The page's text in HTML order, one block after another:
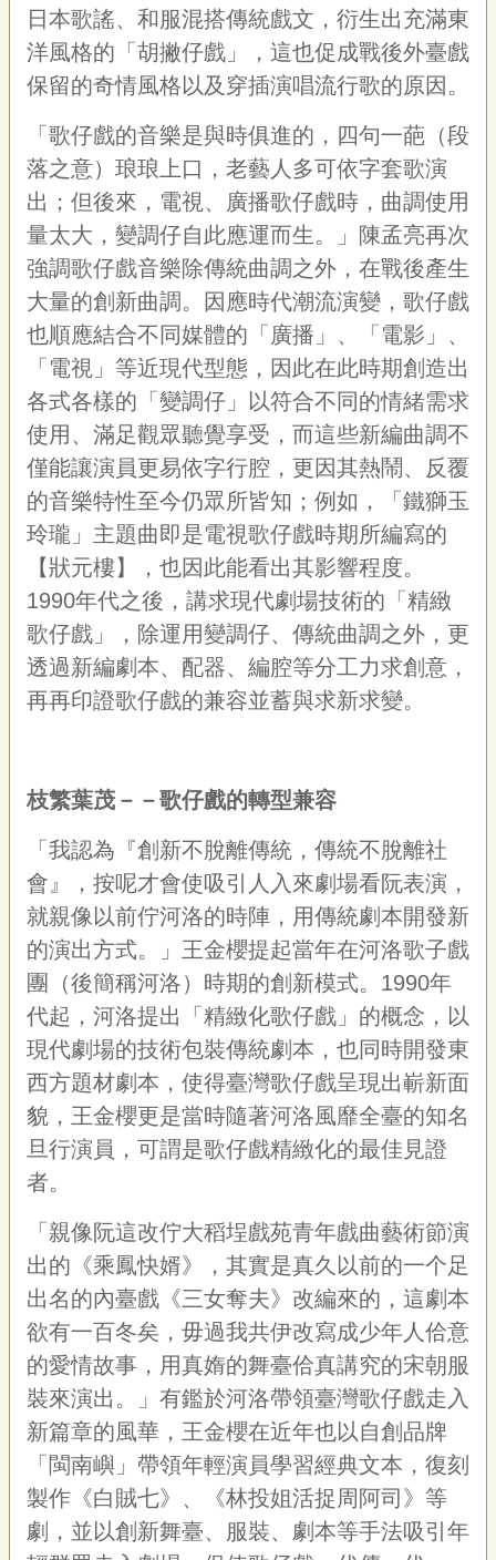
日本歌謠、和服混搭傳統戲文，衍生出充滿東
洋風格的「胡撇仔戲」，這也促成戰後外臺戲
保留的奇情風格以及穿插演唱流行歌的原因。
「歌仔戲的音樂是與時俱進的，四句一葩（段
落之意）琅琅上口，老藝人多可依字套歌演
出；但後來，電視、廣播歌仔戲時，曲調使用
量太大，變調仔自此應運而生。」陳孟亮再次
強調歌仔戲音樂除傳統曲調之外，在戰後產生
大量的創新曲調。因應時代潮流演變，歌仔戲
也順應結合不同媒體的「廣播」、「電影」、
「電視」等近現代型態，因此在此時期創造出
各式各樣的「變調仔」以符合不同的情緒需求
使用、滿足觀眾聽覺享受，而這些新編曲調不
僅能讓演員更易依字行腔，更因其熱鬧、反覆
的音樂特性至今仍眾所皆知；例如，「鐵獅玉
玲瓏」主題曲即是電視歌仔戲時期所編寫的
【狀元樓】，也因此能看出其影響程度。
1990年代之後，講求現代劇場技術的「精緻
歌仔戲」，除運用變調仔、傳統曲調之外，更
透過新編劇本、配器、編腔等分工力求創意，
再再印證歌仔戲的兼容並蓄與求新求變。
枝繁葉茂－－歌仔戲的轉型兼容
「我認為『創新不脫離傳統，傳統不脫離社
會』，按呢才會使吸引人入來劇場看阮表演，
就親像以前佇河洛的時陣，用傳統劇本開發新
的演出方式。」王金櫻提起當年在河洛歌子戲
團（後簡稱河洛）時期的創新模式。1990年
代起，河洛提出「精緻化歌仔戲」的概念，以
現代劇場的技術包裝傳統劇本，也同時開發東
西方題材劇本，使得臺灣歌仔戲呈現出嶄新面
貌，王金櫻更是當時隨著河洛風靡全臺的知名
旦行演員，可謂是歌仔戲精緻化的最佳見證
者。
「親像阮這改佇大稻埕戲苑青年戲曲藝術節演
出的《乘鳳快婿》，其實是真久以前的一个足
出名的內臺戲《三女奪夫》改編來的，這劇本
欲有一百冬矣，毋過我共伊改寫成少年人佮意
的愛情故事，用真媠的舞臺佮真講究的宋朝服
裝來演出。」有鑑於河洛帶領臺灣歌仔戲走入
新篇章的風華，王金櫻在近年也以自創品牌
「閩南嶼」帶領年輕演員學習經典文本，復刻
製作《白賊七》、《林投姐活捉周阿司》等
劇，並以創新舞臺、服裝、劇本等手法吸引年